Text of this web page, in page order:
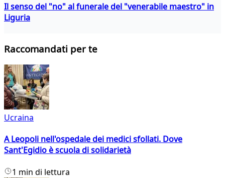
Il senso del "no" al funerale del "venerabile maestro" in
Liguria
Raccomandati per te
Ucraina
A Leopoli nell'ospedale dei medici sfollati. Dove
Sant'Egidio è scuola di solidarietà
1 min di lettura